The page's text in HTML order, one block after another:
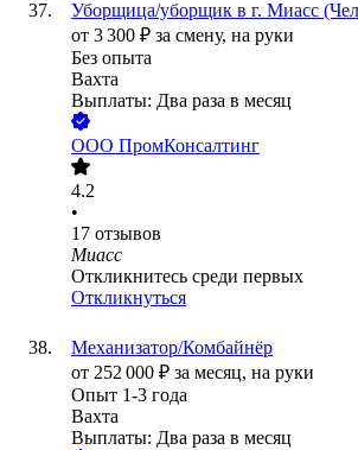
Уборщица/уборщик в г. Миасс
от 3 300 ₽ за смену, на руки
Без опыта
Вахта
Выплаты: Два раза в месяц
ООО ПромКонсалтинг
4.2
•
17 отзывов
Миасс
Откликнитесь среди первых
Откликнуться
Механизатор/Комбайнёр
от 252 000 ₽ за месяц, на руки
Опыт 1-3 года
Вахта
Выплаты: Два раза в месяц